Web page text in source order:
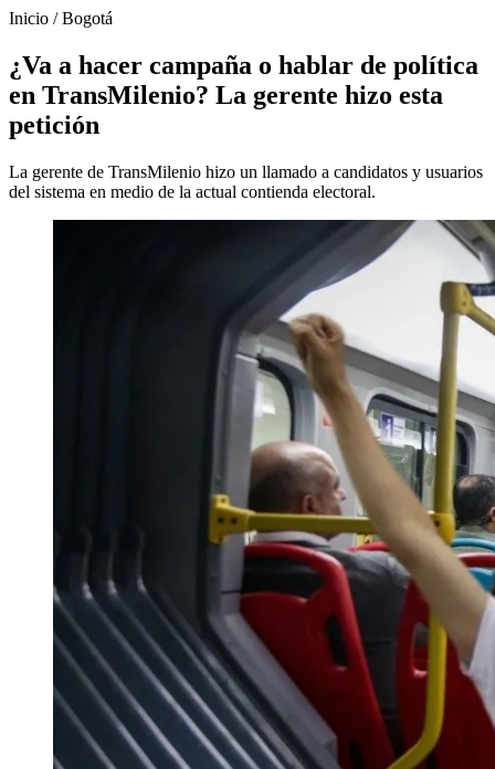
Inicio /Bogotá
¿Va a hacer campaña o hablar de política
en TransMilenio? La gerente hizo esta
petición
La gerente de TransMilenio hizo un llamado a candidatos y usuarios
del sistema en medio de la actual contienda electoral.